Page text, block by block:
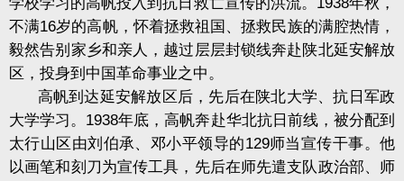
不满16岁的高帆，怀着拯救祖国、拯救民族的满腔热情，
毅然告别家乡和亲人，越过层层封锁线奔赴陕北延安解放
区，投身到中国革命事业之中。
高帆到达延安解放区后，先后在陕北大学、抗日军政
大学学习。1938年底，高帆奔赴华北抗日前线，被分配到
太行山区由刘伯承、邓小平领导的129师当宣传干事。他
以画笔和刻刀为宣传工具，先后在师先遣支队政治部、师